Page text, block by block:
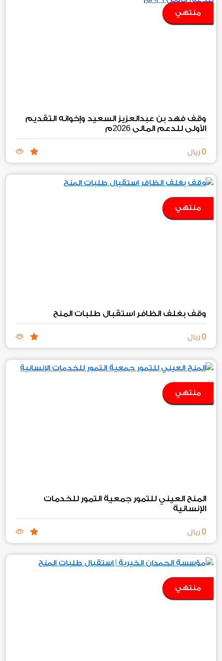
منتهي
وقف فهد بن عبدالعزيز السعيد وإخوانه التقديم
الأولي للدعم المالي 2026م
0 ريال
منتهي
وقف بغلف الظافر استقبال طلبات المنح
0 ريال
منتهي
المنح العيني للتمور جمعية التمور للخدمات
الإنسانية
0 ريال
منتهي